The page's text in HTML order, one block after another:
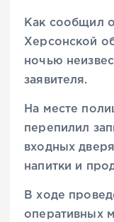
Как сообщил
Херсонской
ночью
заявителя.
На месте
перепилил
входных
напитки и
В ходе
оперативных